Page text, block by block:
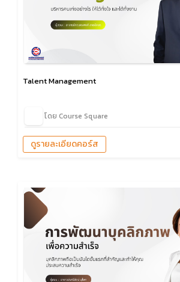
Talent Management
โดย Course Square
ดูรายละเอียดคอร์ส